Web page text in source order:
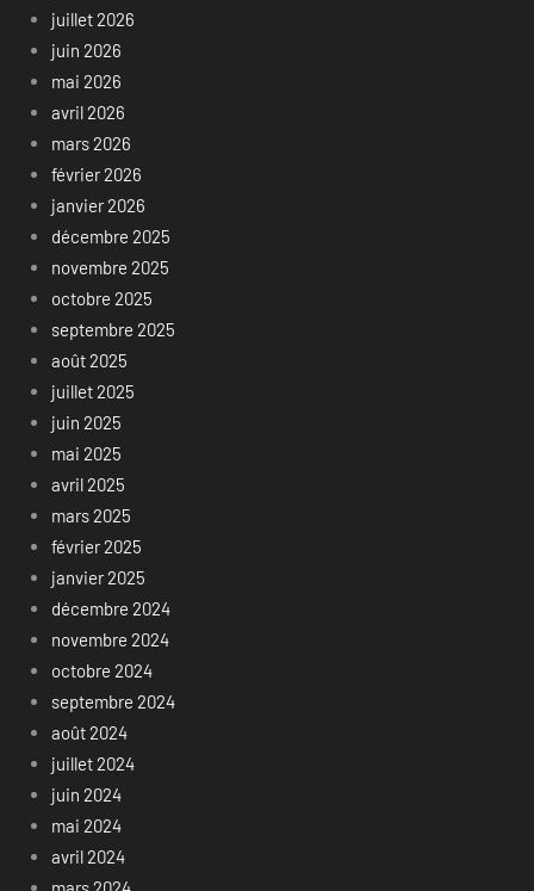
juillet 2026
juin 2026
mai 2026
avril 2026
mars 2026
février 2026
janvier 2026
décembre 2025
novembre 2025
octobre 2025
septembre 2025
août 2025
juillet 2025
juin 2025
mai 2025
avril 2025
mars 2025
février 2025
janvier 2025
décembre 2024
novembre 2024
octobre 2024
septembre 2024
août 2024
juillet 2024
juin 2024
mai 2024
avril 2024